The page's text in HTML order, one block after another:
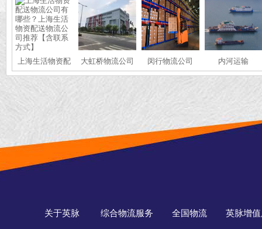
上海生活物资配
送物流公司有哪
些？上海生活物
资配送物流公司
推荐【含联系方
大虹桥物流公司 闵行物流公司 内河运输
关于英脉 综合物流服务 全国物流 英脉增